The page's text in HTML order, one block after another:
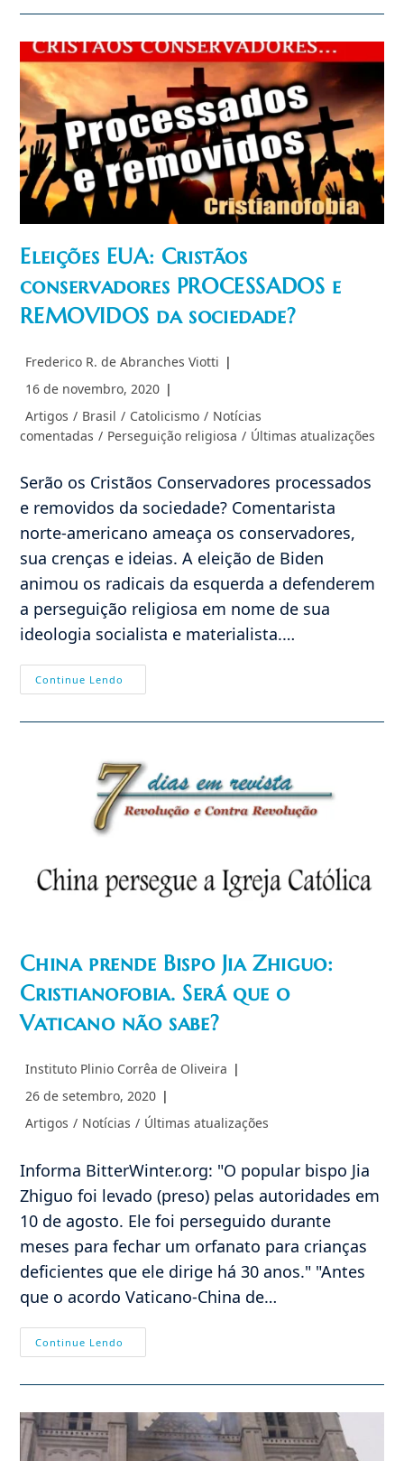
Na
Eleições EUA: Cristãos
conservadores PROCESSADOS e
REMOVIDOS da sociedade?
Autor
post:
Frederico R. de Abranches Viotti
Post
16 de novembro, 2020
Categoria
do
Artigos / Brasil / Catolicismo / Notícias
comentadas / Perseguição religiosa / Últimas atualizações
Serão os Cristãos Conservadores processados
e removidos da sociedade? Comentarista
norte-americano ameaça os conservadores,
sua crenças e ideias. A eleição de Biden
animou os radicais da esquerda a defenderem
a perseguição religiosa em nome de sua
ideologia socialista e materialista.…
Continue Lendo
EUA:
Da
Sociedade?
China prende Bispo Jia Zhiguo:
Cristianofobia. Será que o
Vaticano não sabe?
Autor
post:
Instituto Plinio Corrêa de Oliveira
Post
26 de setembro, 2020
Categoria
Artigos / Notícias / Últimas atualizações
Informa BitterWinter.org: "O popular bispo Jia
Zhiguo foi levado (preso) pelas autoridades em
10 de agosto. Ele foi perseguido durante
meses para fechar um orfanato para crianças
deficientes que ele dirige há 30 anos." "Antes
que o acordo Vaticano-China de…
Continue Lendo
Prende
Jia
Será
Que
Vaticano